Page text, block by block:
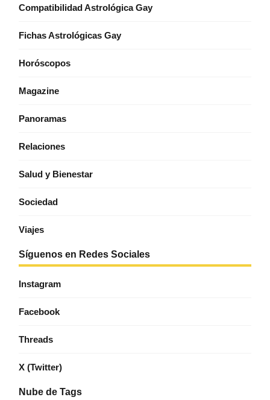
Compatibilidad Astrológica Gay
Fichas Astrológicas Gay
Horóscopos
Magazine
Panoramas
Relaciones
Salud y Bienestar
Sociedad
Viajes
Síguenos en Redes Sociales
Instagram
Facebook
Threads
X (Twitter)
Nube de Tags